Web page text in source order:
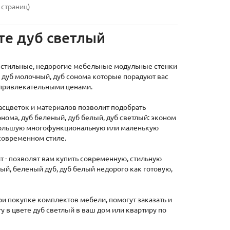
дуб светлый
недорогие мебельные модульные стенки
молочный, дуб сонома которые порадуют вас
ценами.
и материалов позволит подобрать
дуб беленый, дуб белый, дуб светлый: эконом
многофункциональную или маленькую
стиле.
позволят вам купить современную, стильную
беленый дуб, дуб белый недорого как готовую,
комплектов мебели, помогут заказать и
в цвете дуб светлый в ваш дом или квартиру по